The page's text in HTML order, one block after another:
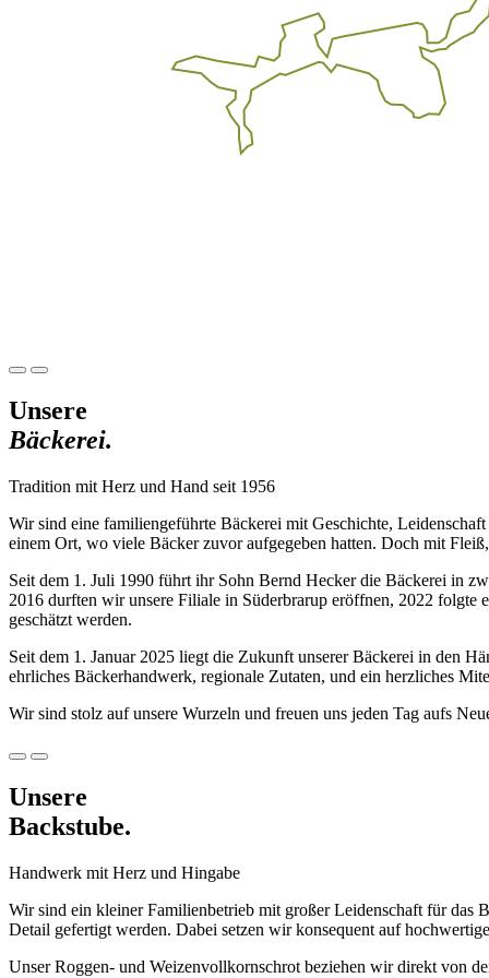
Unsere
Bäckerei.
Tradition mit Herz und Hand seit 1956
Wir sind eine familiengeführte Bäckerei mit Geschichte,
einem Ort, wo viele Bäcker zuvor aufgegeben hatten. Doch mit
Seit dem 1. Juli 1990 führt ihr Sohn Bernd Hecker die Bäckerei in
2016 durften wir unsere Filiale in Süderbrarup eröffnen, 2022
geschätzt werden.
Seit dem 1. Januar 2025 liegt die Zukunft unserer Bäckerei in den
ehrliches Bäckerhandwerk, regionale Zutaten, und ein herzliches
Wir sind stolz auf unsere Wurzeln und freuen uns jeden Tag aufs
Unsere
Backstube.
Handwerk mit Herz und Hingabe
Wir sind ein kleiner Familienbetrieb mit großer Leidenschaft für das
Detail gefertigt werden. Dabei setzen wir konsequent auf
Unser Roggen- und Weizenvollkornschrot beziehen wir direkt von